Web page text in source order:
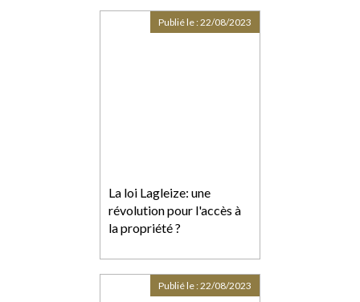
La loi Lagleize: une
révolution pour l'accès à
la propriété ?
Publié le :22/08/2023
Publié le :22/08/2023